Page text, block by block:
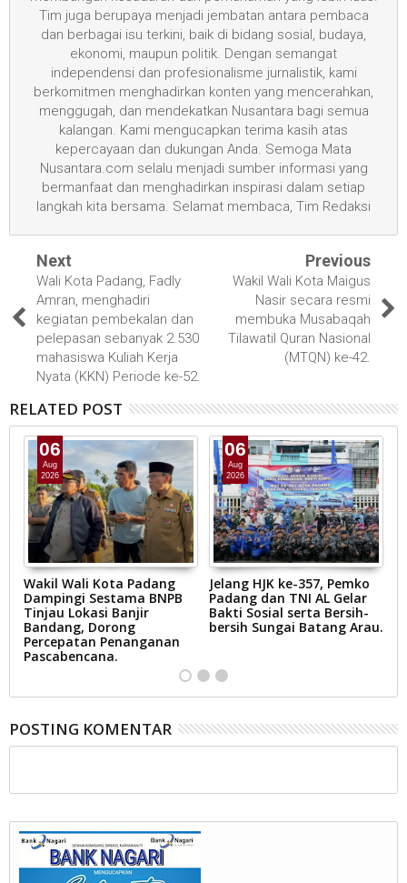
Tim juga berupaya menjadi jembatan antara pembaca
dan berbagai isu terkini, baik di bidang sosial, budaya,
ekonomi, maupun politik. Dengan semangat
independensi dan profesionalisme jurnalistik, kami
berkomitmen menghadirkan konten yang mencerahkan,
menggugah, dan mendekatkan Nusantara bagi semua
kalangan. Kami mengucapkan terima kasih atas
kepercayaan dan dukungan Anda. Semoga Mata
Nusantara.com selalu menjadi sumber informasi yang
bermanfaat dan menghadirkan inspirasi dalam setiap
langkah kita bersama. Selamat membaca, Tim Redaksi
Next
Wali Kota Padang, Fadly
Amran, menghadiri
kegiatan pembekalan dan
pelepasan sebanyak 2.530
mahasiswa Kuliah Kerja
Nyata (KKN) Periode ke-52.
Previous
Wakil Wali Kota Maigus
Nasir secara resmi
membuka Musabaqah
Tilawatil Quran Nasional
(MTQN) ke-42.
RELATED POST
06
Aug
2026
Wakil Wali Kota Padang
Dampingi Sestama BNPB
Tinjau Lokasi Banjir
Bandang, Dorong
Percepatan Penanganan
Pascabencana.
06
Aug
2026
Jelang HJK ke-357, Pemko
Padang dan TNI AL Gelar
Bakti Sosial serta Bersih-
bersih Sungai Batang Arau.
POSTING KOMENTAR